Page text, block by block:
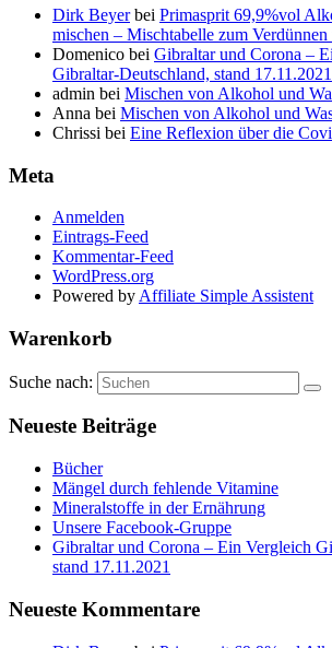
Dirk Beyerbei Primasprit 69,9%vol
mischen – Mischtabelle zum
Domenico bei Gibraltar und Corona –
Gibraltar-Deutschland, stand 17.11.2021
admin bei Mischen von Alkohol und
Anna bei Mischen von Alkohol und
Chrissi bei Eine Reflexion über die
Meta
Anmelden
Eintrags-Feed
Kommentar-Feed
WordPress.org
Powered by Affiliate Simple Assistent
Warenkorb
Suche nach:
Neueste Beiträge
Bücher
Mängel durch fehlende Vitamine
Mineralstoffe in der Ernährung
Unsere Facebook-Gruppe
Gibraltar und Corona – Ein Vergleich
stand 17.11.2021
Neueste Kommentare